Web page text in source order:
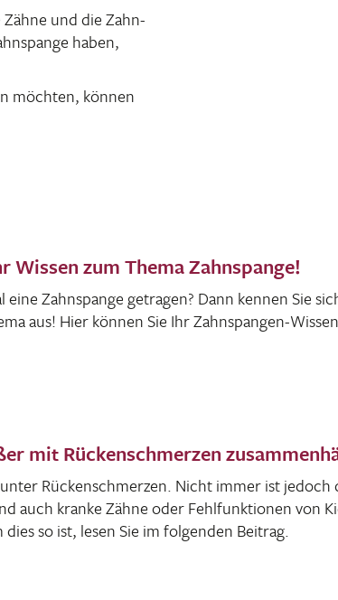
und die Zahn­
haben,
möchten, können
Wissen zum Thema Zahnspange!
eine Zahn­spange getragen? Dann kennen Sie
aus! Hier können Sie Ihr Zahn­spangen-
mit Rückenschmerzen
Rücken­schmerzen. Nicht immer ist jedoch
auch kranke Zähne oder Fehl­funk­tionen von
so ist, lesen Sie im folgenden Beitrag.